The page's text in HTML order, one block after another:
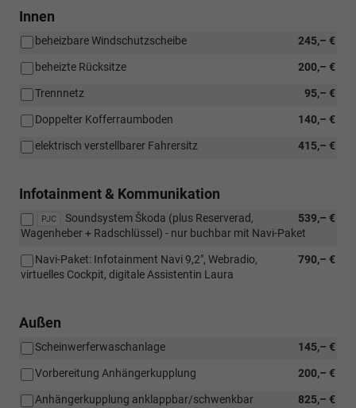
Innen
245,– €
beheizbare Windschutzscheibe
200,– €
beheizte Rücksitze
95,– €
Trennnetz
140,– €
Doppelter Kofferraumboden
415,– €
elektrisch verstellbarer Fahrersitz
Infotainment & Kommunikation
PJC 539,– €
Soundsystem Škoda (plus Reserverad,
Wagenheber + Radschlüssel) - nur buchbar mit Navi-Paket
790,– €
Navi-Paket: Infotainment Navi 9,2", Webradio,
virtuelles Cockpit, digitale Assistentin Laura
Außen
145,– €
Scheinwerferwaschanlage
200,– €
Vorbereitung Anhängerkupplung
825,– €
Anhängerkupplung anklappbar/schwenkbar